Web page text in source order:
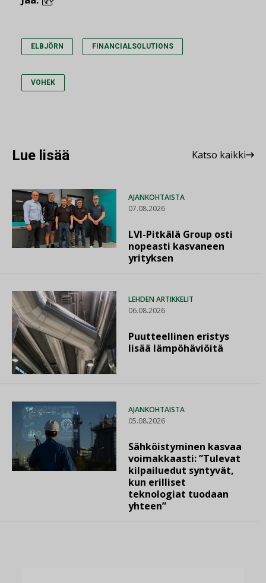
ELBJÖRN FINANCIALSOLUTIONS
VOHEK
Lue lisää Katso kaikki
AJANKOHTAISTA
07.08.2026
LVI-Pitkälä Group osti
nopeasti kasvaneen
yrityksen
LEHDEN ARTIKKELIT
06.08.2026
Puutteellinen eristys
lisää lämpöhäviöitä
AJANKOHTAISTA
05.08.2026
Sähköistyminen kasvaa
voimakkaasti: ”Tulevat
kilpailuedut syntyvät,
kun erilliset
teknologiat tuodaan
yhteen”